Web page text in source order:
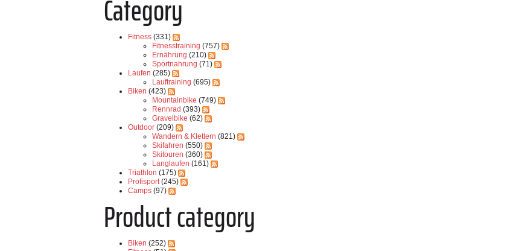
Category
Fitness (331)
Fitnesstraining (757)
Ernährung (210)
Sportnahrung (71)
Laufen (285)
Lauftraining (695)
Biken (423)
Mountainbike (749)
Rennrad (393)
Gravelbike (62)
Outdoor (209)
Wandern & Klettern (821)
Skifahren (550)
Skitouren (360)
Langlaufen (161)
Triathlon (175)
Profisport (245)
Camps (97)
Product category
Biken (252)